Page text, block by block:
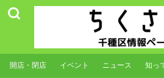
開店・閉店 イベント ニュース 知っ